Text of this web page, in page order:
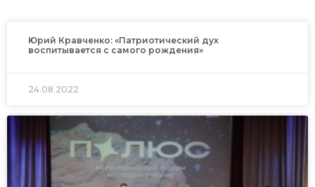
Юрий Кравченко: «Патриотический дух
воспитывается с самого рождения»
24.08.2022